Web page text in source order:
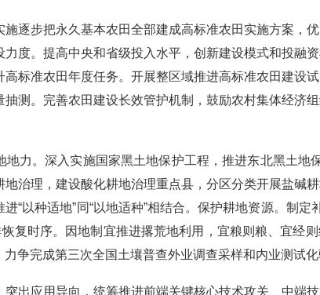
步把永久基本农田全部建成高标准农田实施方案，
度。提高中央和省级投入水平，创新建设模式和投融
标准农田年度任务。开展整区域推进高标准农田建设
测。完善农田建设长效管护机制，鼓励农村集体经济
。深入实施国家黑土地保护工程，推进东北黑土地
治理，建设酸化耕地治理重点县，分区分类开展盐碱
“以种适地”同“以地适种”相结合。保护耕地资源。制定
复时序。因地制宜推进撂荒地利用，宜粮则粮、宜经
争完成第三次全国土壤普查外业调查采样和内业测试
应用导向，统筹推进前端关键核心技术攻关、中端